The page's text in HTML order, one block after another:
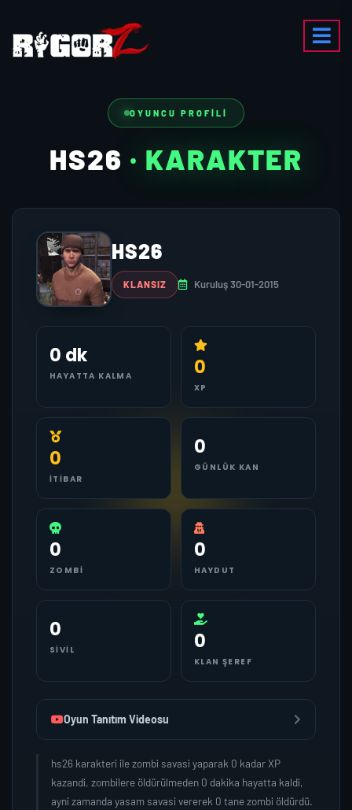
OYUNCU PROFILI
HS26 · KARAKTER
HS26
KLANSIZ Kuruluş 30-01-2015
0 dk
HAYATTA KALMA 0
XP
0
İTIBAR
0
GÜNLÜK KAN
0
ZOMBI
0
HAYDUT
0
SIVIL 0
KLAN ŞEREF
Oyun Tanıtım Videosu
hs26 karakteri ile zombi savasi yaparak 0 kadar XP
kazandi, zombilere öldürülmeden 0 dakika hayatta kaldi,
ayni zamanda yasam savasi vererek 0 tane zombi öldürdü.